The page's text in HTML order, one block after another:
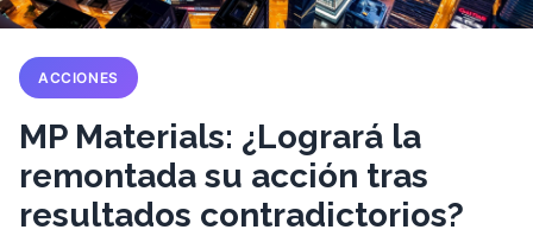
ACCIONES
MP Materials: ¿Logrará la
remontada su acción tras
resultados contradictorios?